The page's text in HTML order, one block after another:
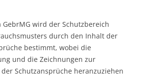
GebrMG wird der Schutzbereich
durch den Inhalt der
bestimmt, wobei die
und die Zeichnungen zur
Schutzansprüche heranzuziehen